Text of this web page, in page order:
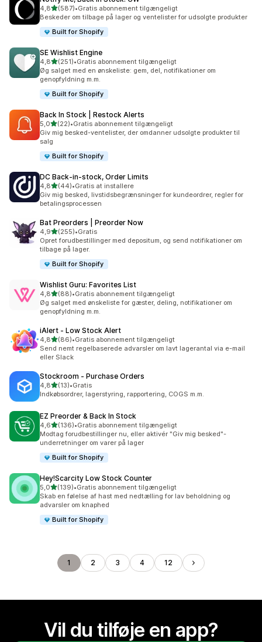
4,8ud af 5 stjerner
(587)
587 anmeldelser i alt
•Gratis abonnement tilgængeligt
Beskeder om tilbage på lager og ventelister for udsolgte produkter
Built for Shopify
SE Wishlist Engine
4,8ud af 5 stjerner
(251)
251 anmeldelser i alt
•Gratis abonnement tilgængeligt
Øg salget med en ønskeliste: gem, del, notifikationer om
genopfyldning m.m.
Built for Shopify
Back In Stock | Restock Alerts
5,0ud af 5 stjerner
(22)
22 anmeldelser i alt
•Gratis abonnement tilgængeligt
Giv mig besked-ventelister, der omdanner udsolgte produkter til
salg
Built for Shopify
DC Back‑in‑stock, Order Limits
4,8ud af 5 stjerner
(44)
44 anmeldelser i alt
•Gratis at installere
Giv mig besked, livstidsbegrænsninger for kundeordrer, regler for
betalingsprocessen
Bat Preorders | Preorder Now
4,9ud af 5 stjerner
(255)
255 anmeldelser i alt
•Gratis
Opret forudbestillinger med depositum, og send notifikationer om
tilbage på lager.
Built for Shopify
Wishlist Guru: Favorites List
4,8ud af 5 stjerner
(88)
88 anmeldelser i alt
•Gratis abonnement tilgængeligt
Øg salget med ønskeliste for gæster, deling, notifikationer om
genopfyldning m.m.
iAlert ‑ Low Stock Alert
4,8ud af 5 stjerner
(86)
86 anmeldelser i alt
•Gratis abonnement tilgængeligt
Send nemt regelbaserede advarsler om lavt lagerantal via e-mail
eller Slack
Stockroom ‑ Purchase Orders
4,8ud af 5 stjerner
(13)
13 anmeldelser i alt
•Gratis
Indkøbsordrer, lagerstyring, rapportering, COGS m.m.
EZ Preorder & Back In Stock
4,6ud af 5 stjerner
(136)
136 anmeldelser i alt
•Gratis abonnement tilgængeligt
Modtag forudbestillinger nu, eller aktivér "Giv mig besked"-
underretninger om varer på lager
Built for Shopify
Hey!Scarcity Low Stock Counter
5,0ud af 5 stjerner
(139)
139 anmeldelser i alt
•Gratis abonnement tilgængeligt
Skab en følelse af hast med nedtælling for lav beholdning og
advarsler om knaphed
Built for Shopify
1 2 3 4 12
Vil du tilføje en app?